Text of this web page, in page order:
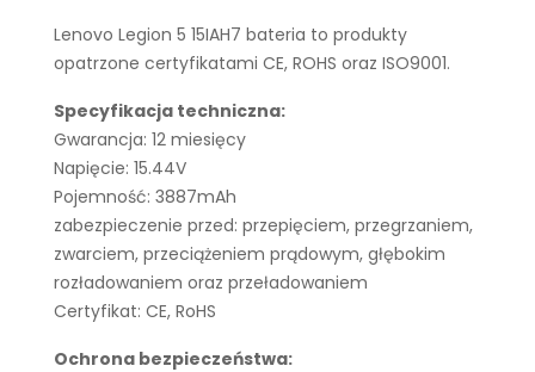
Lenovo Legion 5 15IAH7 bateria to produkty
opatrzone certyfikatami CE, ROHS oraz ISO9001.
Specyfikacja techniczna:
Gwarancja: 12 miesięcy
Napięcie: 15.44V
Pojemność: 3887mAh
zabezpieczenie przed: przepięciem, przegrzaniem,
zwarciem, przeciążeniem prądowym, głębokim
rozładowaniem oraz przeładowaniem
Certyfikat: CE, RoHS
Ochrona bezpieczeństwa: